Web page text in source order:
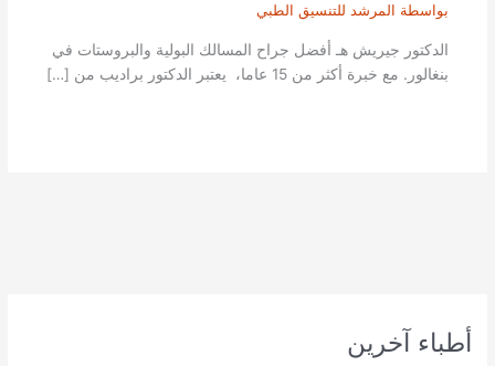
أطباء آخرين
بواسطة المرشد للتنسيق الطبي
الدكتور جيريش هـ أفضل جراح المسالك البولية والبروستات في
بنغالور. مع خبرة أكثر من 15 عاما، يعتبر الدكتور براديب من […]